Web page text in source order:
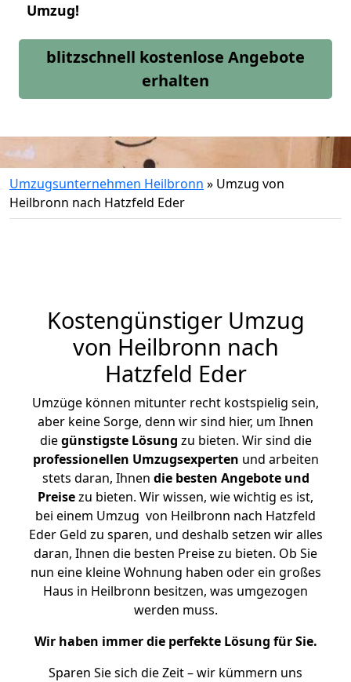
Umzug!
blitzschnell kostenlose Angebote
erhalten
Umzugsunternehmen Heilbronn » Umzug von
Heilbronn nach Hatzfeld Eder
Kostengünstiger Umzug
von Heilbronn nach
Hatzfeld Eder
Umzüge können mitunter recht kostspielig sein,
aber keine Sorge, denn wir sind hier, um Ihnen
diegünstigste Lösung zu bieten. Wir sind die
professionellen Umzugsexperten und arbeiten
stets daran, Ihnen die besten Angebote und
Preisezu bieten. Wir wissen, wie wichtig es ist,
bei einem Umzug von Heilbronn nach Hatzfeld
Eder Geld zu sparen, und deshalb setzen wir alles
daran, Ihnen die besten Preise zu bieten. Ob Sie
nun eine kleine Wohnung haben oder ein großes
Haus in Heilbronn besitzen, was umgezogen
werden muss.
Wir haben immer die perfekte Lösung für Sie.
Sparen Sie sich die Zeit – wir kümmern uns